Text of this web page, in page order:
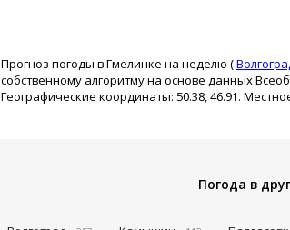
Прогноз погоды в Гмелинке на неделю (
собственному алгоритму на основе данных
Географические координаты: 50.38, 46.91.
Погода в